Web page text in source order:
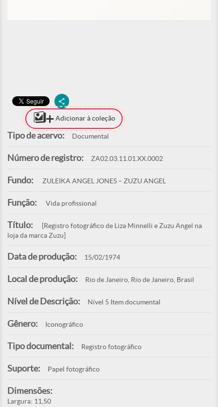
Adicionar à coleção
Tipo de acervo: Documental
Número de registro: ZA02.03.11.01.XX.0002
Fundo: ZULEIKA ANGEL JONES – ZUZU ANGEL
Função: Vida profissional
Título:
[Registro fotográfico de Liza Minnelli e Zuzu Angel na
loja da marca Zuzu]
Data de produção: 15/02/1974
Local de produção: Rio de Janeiro, Rio de Janeiro, Brasil
Nível de Descrição: Nível 5 Item documental
Gênero: Iconográfico
Tipo documental: Registro fotográfico
Suporte: Papel fotográfico
Dimensões:
Largura: 11,50